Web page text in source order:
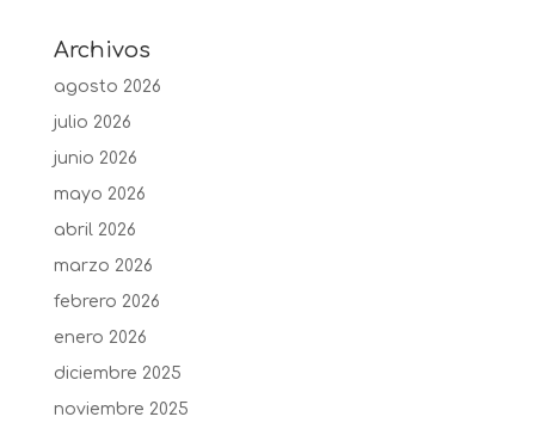
Archivos
agosto 2026
julio 2026
junio 2026
mayo 2026
abril 2026
marzo 2026
febrero 2026
enero 2026
diciembre 2025
noviembre 2025